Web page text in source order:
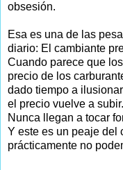
obsesión.
Esa es una de las
diario: El cambiante
Cuando parece que
precio de los
dado tiempo a
el precio vuelve a subir.
Nunca llegan a tocar
Y este es un peaje del
prácticamente no